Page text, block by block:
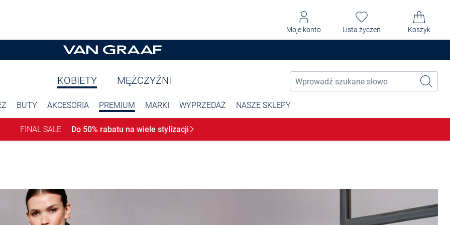
Moje konto Lista życzeń Koszyk
KOBIETY MĘŻCZYŹNI
BUTY AKCESORIA PREMIUM MARKI WYPRZEDAŻ NASZE SKLEPY
FINAL SALE Do 50% rabatu na wiele stylizacji